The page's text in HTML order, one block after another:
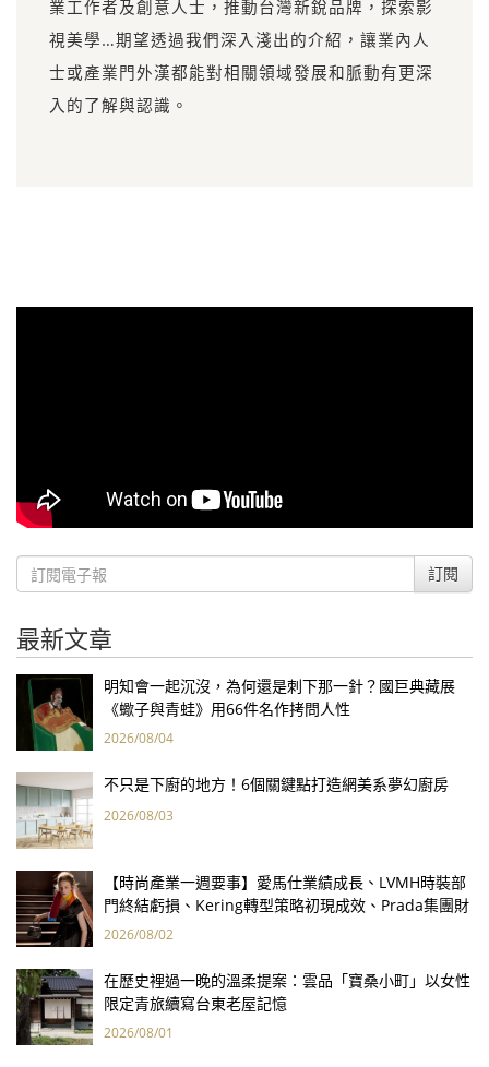
業工作者及創意人士，推動台灣新銳品牌，探索影
視美學…期望透過我們深入淺出的介紹，讓業內人
士或產業門外漢都能對相關領域發展和脈動有更深
入的了解與認識。
訂閱
最新文章
明知會一起沉沒，為何還是刺下那一針？國巨典藏展
《蠍子與青蛙》用66件名作拷問人性
2026/08/04
不只是下廚的地方！6個關鍵點打造網美系夢幻廚房
2026/08/03
【時尚產業一週要事】愛馬仕業績成長、LVMH時裝部
門終結虧損、Kering轉型策略初現成效、Prada集團財
報亮眼
2026/08/02
在歷史裡過一晚的溫柔提案：雲品「寶桑小町」以女性
限定青旅續寫台東老屋記憶
2026/08/01